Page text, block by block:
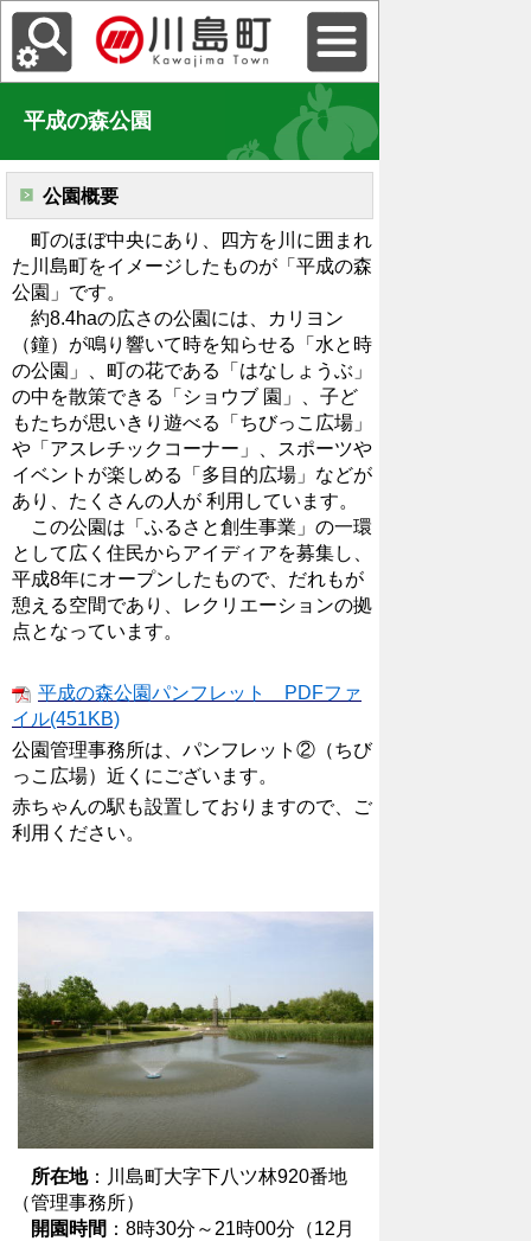
平成の森公園
公園概要
町のほぼ中央にあり、四方を川に囲まれ
た川島町をイメージしたものが「平成の森
公園」です。
約8.4haの広さの公園には、カリヨン
（鐘）が鳴り響いて時を知らせる「水と時
の公園」、町の花である「はなしょうぶ」
の中を散策できる「ショウブ 園」、子ど
もたちが思いきり遊べる「ちびっこ広場」
や「アスレチックコーナー」、スポーツや
イベントが楽しめる「多目的広場」などが
あり、たくさんの人が 利用しています。
この公園は「ふるさと創生事業」の一環
として広く住民からアイディアを募集し、
平成8年にオープンしたもので、だれもが
憩える空間であり、レクリエーションの拠
点となっています。
平成の森公園パンフレット PDFファ
イル(451KB)
公園管理事務所は、パンフレット②（ちび
っこ広場）近く にございます。
赤ちゃんの駅も設置しておりますので、ご
利用ください。
所在地：川島町大字下八ツ林920番地
（管理事務所）
開園時間 ：8時30分 ～21時00分（12月